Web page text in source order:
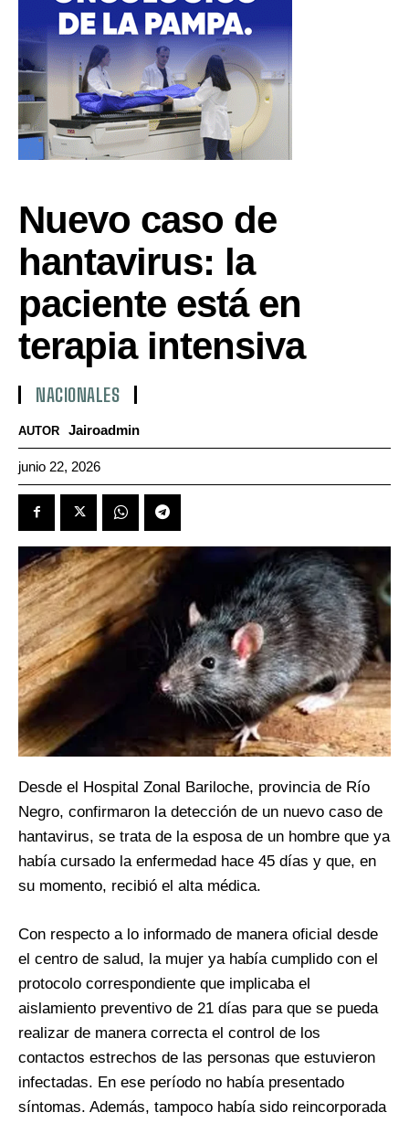
Nuevo caso de
hantavirus: la
paciente está en
terapia intensiva
NACIONALES
AUTOR Jairoadmin
junio 22, 2026
Desde el Hospital Zonal Bariloche, provincia de Río
Negro, confirmaron la detección de un nuevo caso de
hantavirus, se trata de la esposa de un hombre que ya
había cursado la enfermedad hace 45 días y que, en
su momento, recibió el alta médica.
Con respecto a lo informado de manera oficial desde
el centro de salud, la mujer ya había cumplido con el
protocolo correspondiente que implicaba el
aislamiento preventivo de 21 días para que se pueda
realizar de manera correcta el control de los
contactos estrechos de las personas que estuvieron
infectadas. En ese período no había presentado
síntomas. Además, tampoco había sido reincorporada